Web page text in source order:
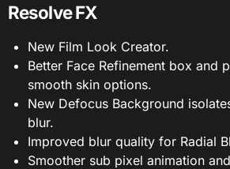
Resolve FX
New Film Look Creator.
Better Face Refinement box and
smooth skin options.
New Defocus Background
blur.
Improved blur quality for Radial
Smoother sub pixel animation